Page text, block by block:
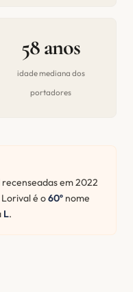
58 anos
idade mediana dos
portadores
recenseadas em 2022
é o60º nome
L.